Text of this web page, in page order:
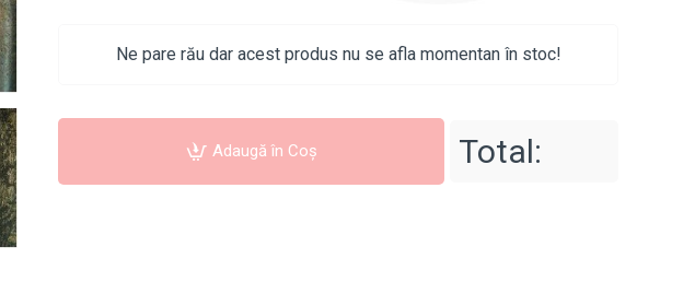
Ne pare rău dar acest produs nu se afla momentan în stoc!
Adaugă în Coş Total: